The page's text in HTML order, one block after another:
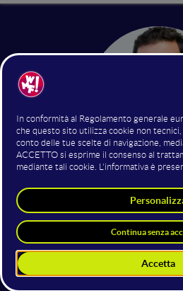
Manager
Hootsuite
23 giugno 2017 20:15 -
Facebook